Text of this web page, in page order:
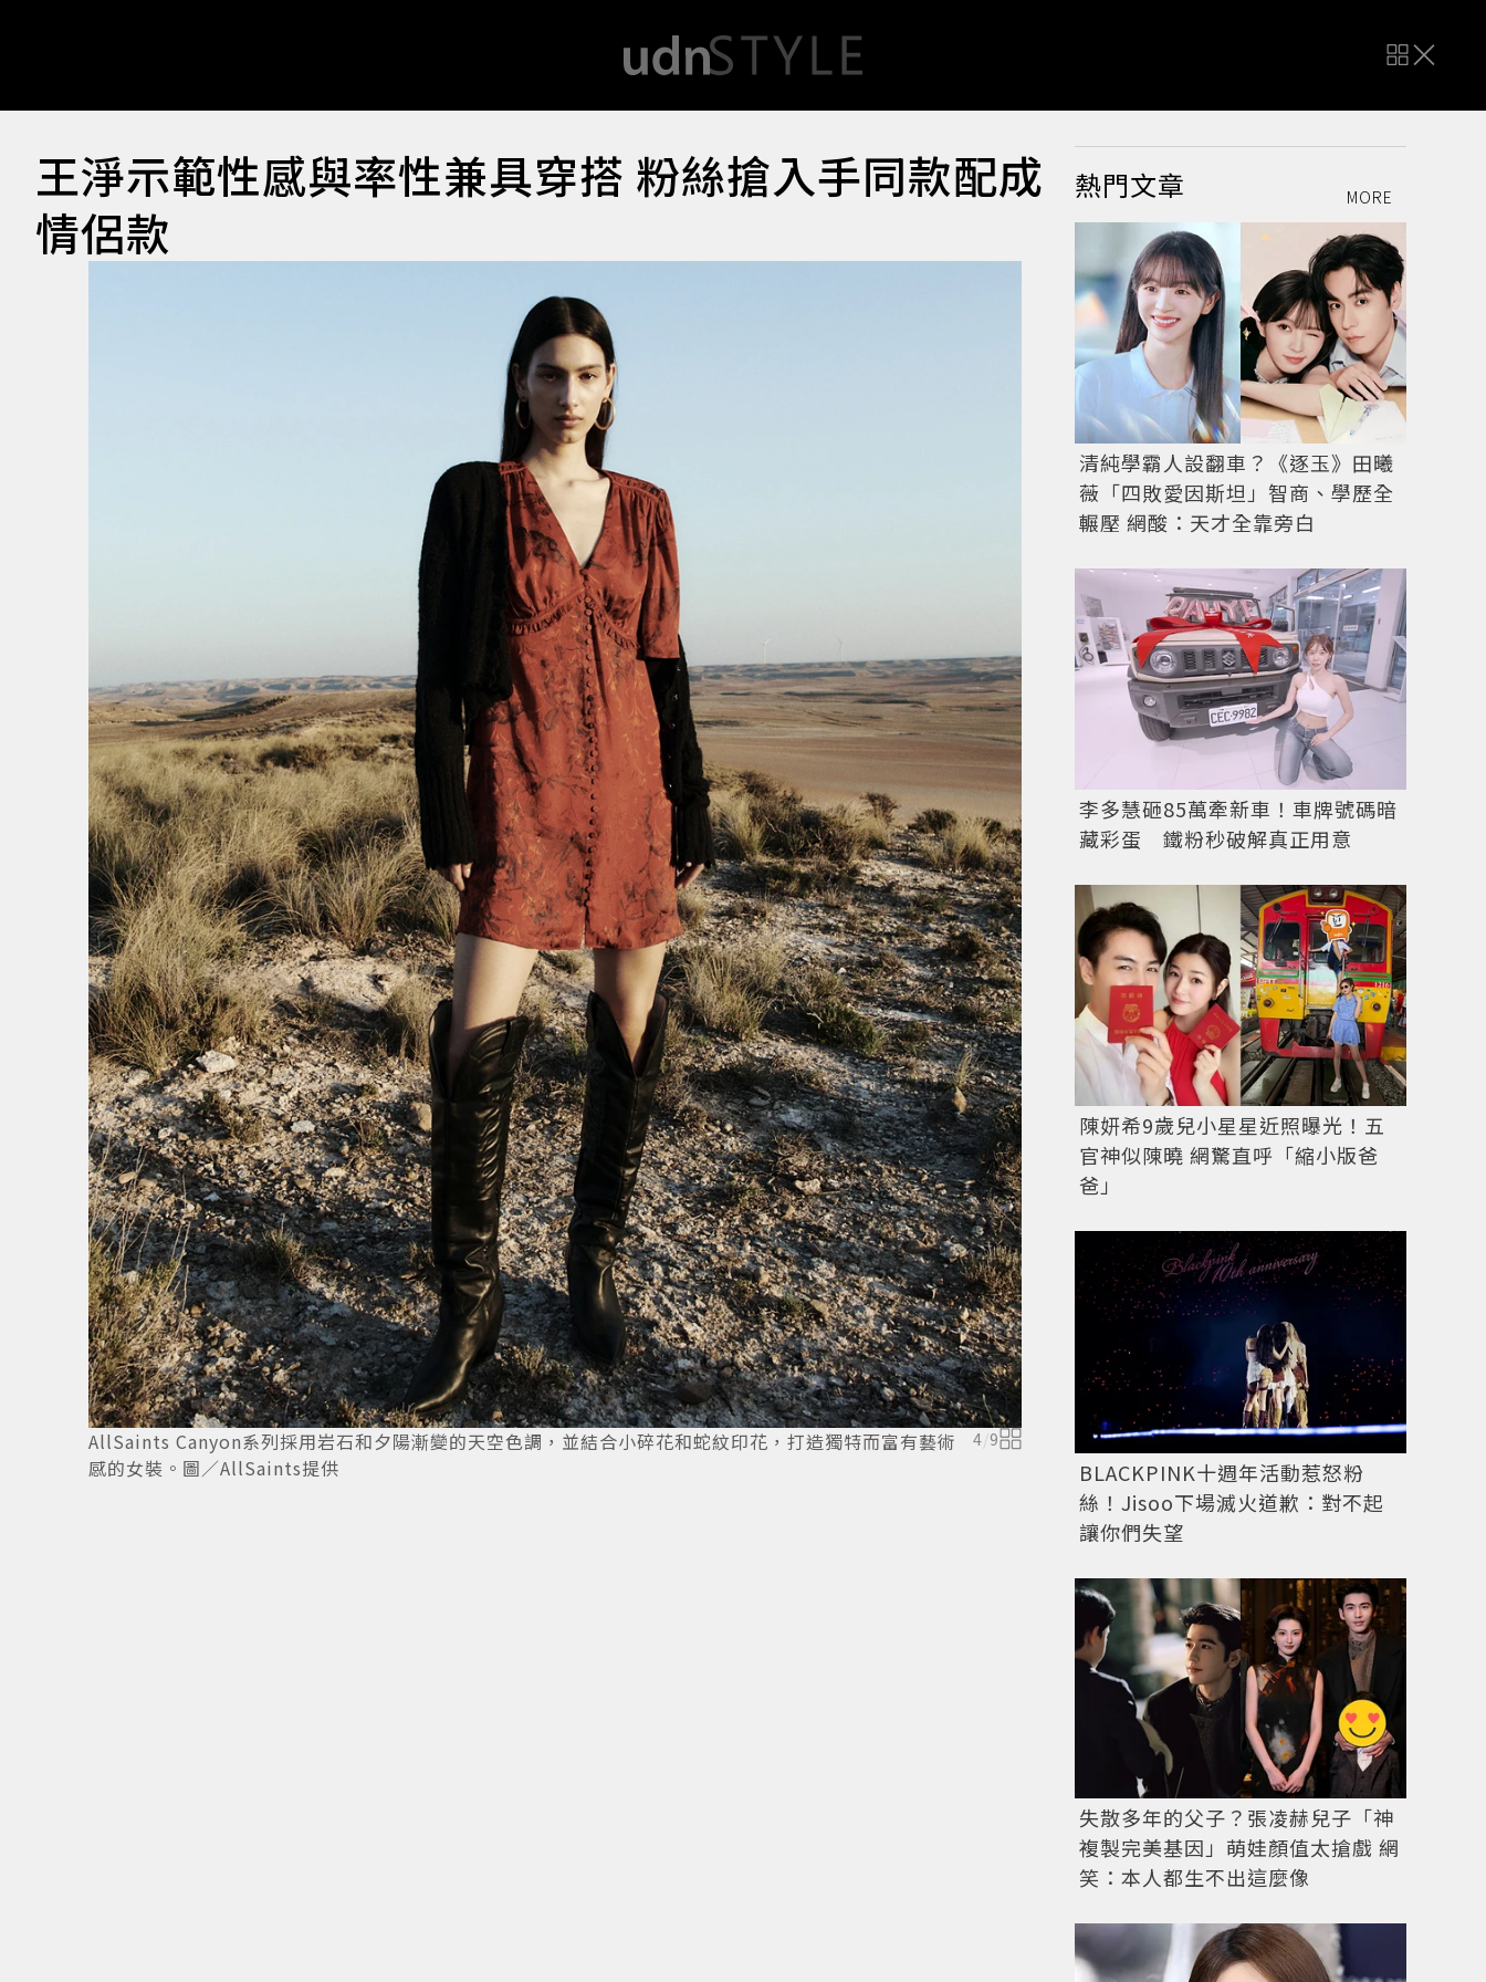
王淨示範性感與率性兼具穿搭 粉絲搶入手同款配成
情侶款
AllSaints Canyon系列採用岩石和夕陽漸變的天空色調，並結合小碎花和蛇紋印花，打造獨特而富有藝術
感的女裝。圖／AllSaints提供
4/9
Calvin Klein龍年新春限定系列緊身彈性四角內褲，
熱門文章 MORE
清純學霸人設翻車？《逐玉》田曦
薇「四敗愛因斯坦」智商、學歷全
輾壓 網酸：天才全靠旁白
李多慧砸85萬牽新車！車牌號碼暗
藏彩蛋 鐵粉秒破解真正用意
陳妍希9歲兒小星星近照曝光！五
官神似陳曉 網驚直呼「縮小版爸
爸」
BLACKPINK十週年活動惹怒粉
絲！Jisoo下場滅火道歉：對不起
讓你們失望
失散多年的父子？張凌赫兒子「神
複製完美基因」萌娃顏值太搶戲 網
笑：本人都生不出這麼像